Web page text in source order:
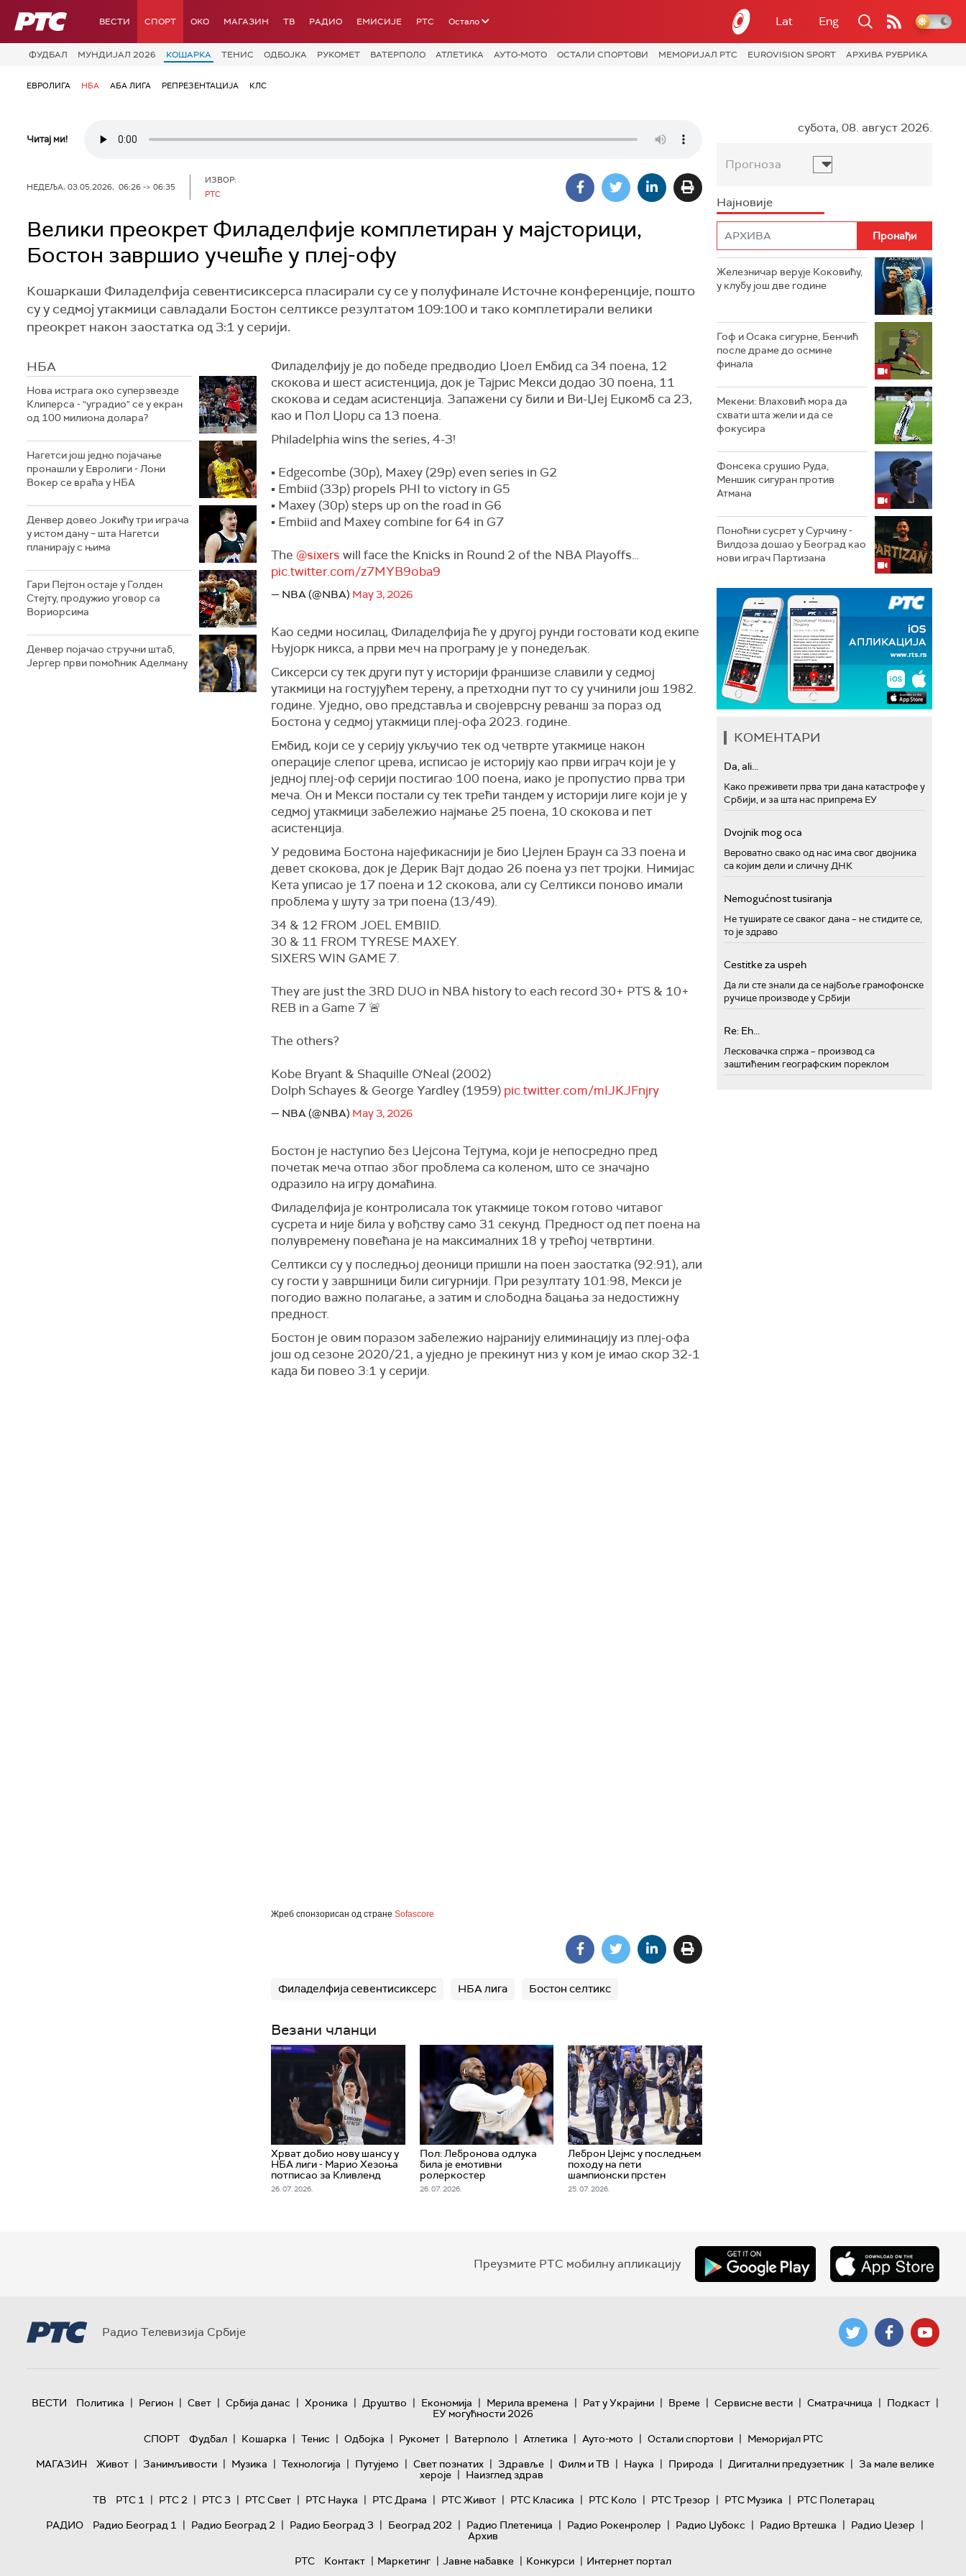
РТС ВЕСТИ СПОРТ OKO МАГАЗИН ТВ РАДИО ЕМИСИЈЕ РТС Остало Lat Eng
ФУДБАЛ МУНДИЈАЛ 2026 КОШАРКА ТЕНИС ОДБОЈКА РУКОМЕТ ВАТЕРПОЛО АТЛЕТИКА АУТО-МОТО ОСТАЛИ СПОРТОВИ МЕМОРИЈАЛ РТС EUROVISION SPORT АРХИВА РУБРИКА
ЕВРОЛИГА НБА АБА ЛИГА РЕПРЕЗЕНТАЦИЈА КЛС
Читај ми!
НЕДЕЉА, 03.05.2026, 06:26 -> 06:35
ИЗВОР:
РТС
Велики преокрет Филаделфије комплетиран у мајсторици,
Бостон завршио учешће у плеј-офу
Кошаркаши Филаделфија севентисиксерса пласирали су се у полуфинале Источне конференције, пошто
су у седмој утакмици савладали Бостон селтиксе резултатом 109:100 и тако комплетирали велики
преокрет након заостатка од 3:1 у серији.
НБА
Нова истрага око суперзвезде
Клиперса - "уградио" се у екран
од 100 милиона долара?
Нагетси још једно појачање
пронашли у Евролиги - Лони
Вокер се враћа у НБА
Денвер довео Јокићу три играча
у истом дану – шта Нагетси
планирају с њима
Гари Пејтон остаје у Голден
Стејту, продужио уговор са
Вориорсима
Денвер појачао стручни штаб,
Јергер први помоћник Аделману
Филаделфију је до победе предводио Џоел Ембид са 34 поена, 12
скокова и шест асистенција, док је Тајрис Мекси додао 30 поена, 11
скокова и седам асистенција. Запажени су били и Ви-Џеј Еџкомб са 23,
као и Пол Џорџ са 13 поена.
Philadelphia wins the series, 4-3!
▪️ Edgecombe (30p), Maxey (29p) even series in G2
▪️ Embiid (33p) propels PHI to victory in G5
▪️ Maxey (30p) steps up on the road in G6
▪️ Embiid and Maxey combine for 64 in G7
The @sixers will face the Knicks in Round 2 of the NBA Playoffs…
pic.twitter.com/z7MYB9oba9
— NBA (@NBA) May 3, 2026
Као седми носилац, Филаделфија ће у другој рунди гостовати код екипе
Њујорк никса, а први меч на програму је у понедељак.
Сиксерси су тек други пут у историји франшизе славили у седмој
утакмици на гостујућем терену, а претходни пут то су учинили још 1982.
године. Уједно, ово представља и својеврсну реванш за пораз од
Бостона у седмој утакмици плеј-офа 2023. године.
Ембид, који се у серију укључио тек од четврте утакмице након
операције слепог црева, исписао је историју као први играч који је у
једној плеј-оф серији постигао 100 поена, иако је пропустио прва три
меча. Он и Мекси постали су тек трећи тандем у историји лиге који је у
седмој утакмици забележио најмање 25 поена, 10 скокова и пет
асистенција.
У редовима Бостона најефикаснији је био Џејлен Браун са 33 поена и
девет скокова, док је Дерик Вајтдодао 26 поена уз пет тројки. Нимијас
Кета уписао је 17 поена и 12 скокова, али су Селтикси поново имали
проблема у шуту за три поена (13/49).
34 & 12 FROM JOEL EMBIID.
30 & 11 FROM TYRESE MAXEY.
SIXERS WIN GAME 7.
They are just the 3RD DUO in NBA history to each record 30+ PTS & 10+
REB in a Game 7 🚨
The others?
Kobe Bryant & Shaquille O'Neal (2002)
Dolph Schayes & George Yardley (1959) pic.twitter.com/mIJKJFnjry
— NBA (@NBA) May 3, 2026
Бостон је наступио без Џејсона Тејтума, који је непосредно пред
почетак меча отпao због проблема са коленом, што се значајно
одразило на игру домаћина.
Филаделфија је контролисала ток утакмице током готово читавог
сусрета и није била у вођству само 31 секунд. Предност од пет поена на
полувремену повећана је на максималних 18 у трећој четвртини.
Селтикси су у последњој деоници пришли на поен заостатка (92:91), али
су гости у завршници били сигурнији. При резултату 101:98, Мекси је
погодио важно полагање, а затим и слободна бацања за недостижну
предност.
Бостон је овим поразом забележио најранију елиминацију из плеј-офа
још од сезоне 2020/21, а уједно је прекинут низ у ком је имао скор 32-1
када би повео 3:1 у серији.
Жреб спонзорисан од стране Sofascore
Филаделфија севентисиксерс НБА лига Бостон селтикс
Везани чланци
Хрват добио нову шансу у
НБА лиги - Марио Хезоња
потписао за Кливленд
26. 07. 2026.
Пол: Лебронова одлука
била је емотивни
ролеркостер
26. 07. 2026.
Леброн Џејмс у последњем
походу на пети
шампионски прстен
25. 07. 2026.
субота, 08. август 2026.
Прогноза
Најновије
Железничар верује Коковићу,
у клубу још две године
Гоф и Осака сигурне, Бенчић
после драме до осмине
финала
Мекени: Влаховић мора да
схвати шта жели и да се
фокусира
Фонсека срушио Руда,
Меншик сигуран против
Атмана
Поноћни сусрет у Сурчину -
Вилдоза дошао у Београд као
нови играч Партизана
КОМЕНТАРИ
Da, ali...
Како преживети прва три дана катастрофе у
Србији, и за шта нас припрема ЕУ
Dvojnik mog oca
Вероватно свако од нас има свог двојника
са којим дели и сличну ДНК
Nemogućnost tusiranja
Не туширате се сваког дана – не стидите се,
то је здраво
Cestitke za uspeh
Да ли сте знали да се најбоље грамофонске
ручице производе у Србији
Re: Eh...
Лесковачка спржа – производ са
заштићеним географским пореклом
Преузмите РТС мобилну апликацију
Радио Телевизија Србије
ВЕСТИ Политика | Регион | Свет | Србија данас | Хроника | Друштво | Економија | Мерила времена | Рат у Украјини | Време | Сервисне вести | Сматрачница | Подкаст |
ЕУ могућности 2026
СПОРТ
Фудбал | Кошарка | Тенис | Одбојка | Рукомет | Ватерполо | Атлетика | Ауто-мото | Остали спортови | Меморијал РТС
МАГАЗИН
Живот | Занимљивости | Музика | Технологијa | Путујемо | Свет познатих | Здравље | Филм и ТВ | Наука | Природа | Дигитални предузетник | За мале велике
хероје | Наизглед здрав
ТВ
РТС 1 | РТС 2 | РТС 3 | РТС Свет | РТС Наука | РТС Драма | РТС Живот | РТС Класика | РТС Коло | РТС Трезор | РТС Музика | РТС Полетарац
РАДИО
Радио Београд 1 | Радио Београд 2 | Радио Београд 3 | Београд 202 | Радио Плетеница | Радио Рокенролер | Радио Џубокс | Радио Вртешка | Радио Џезер |
Архив
РТС
Контакт | Маркетинг | Јавне набавке | Конкурси | Интернет портал